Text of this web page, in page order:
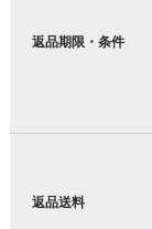
返品期限・条件
返品送料